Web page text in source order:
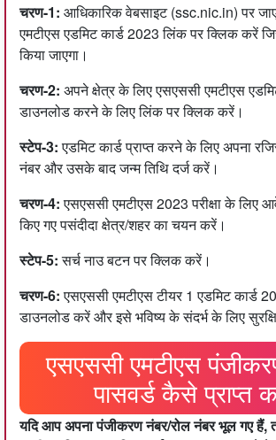
चरण-1: आधिकारिक वेबसाइट (ssc.nic.in) पर
एमटीएस एडमिट कार्ड 2023 लिंक पर क्लिक करें
किया जाएगा।
चरण-2: अपने क्षेत्र के लिए एसएससी एमटीएस
डाउनलोड करने के लिए लिंक पर क्लिक करें।
स्टेप-3:एडमिट कार्ड प्राप्त करने के लिए अपना
नंबर और उसके बाद जन्म तिथि दर्ज करें।
चरण-4:एसएससी एमटीएस 2023 परीक्षा के लिए
किए गए पसंदीदा क्षेत्र/शहर का चयन करें।
स्टेप-5:सर्च नाउ बटन पर क्लिक करें।
चरण-6:एसएससी एमटीएस टीयर 1 एडमिट कार्ड
डाउनलोड करें और इसे भविष्य के संदर्भ के लिए
एसएससी एमटीएस
पासवर्ड कैसे प्राप्त
यदि आप अपना पंजीकरण नंबर/रोल नंबर भूल गए हैं,